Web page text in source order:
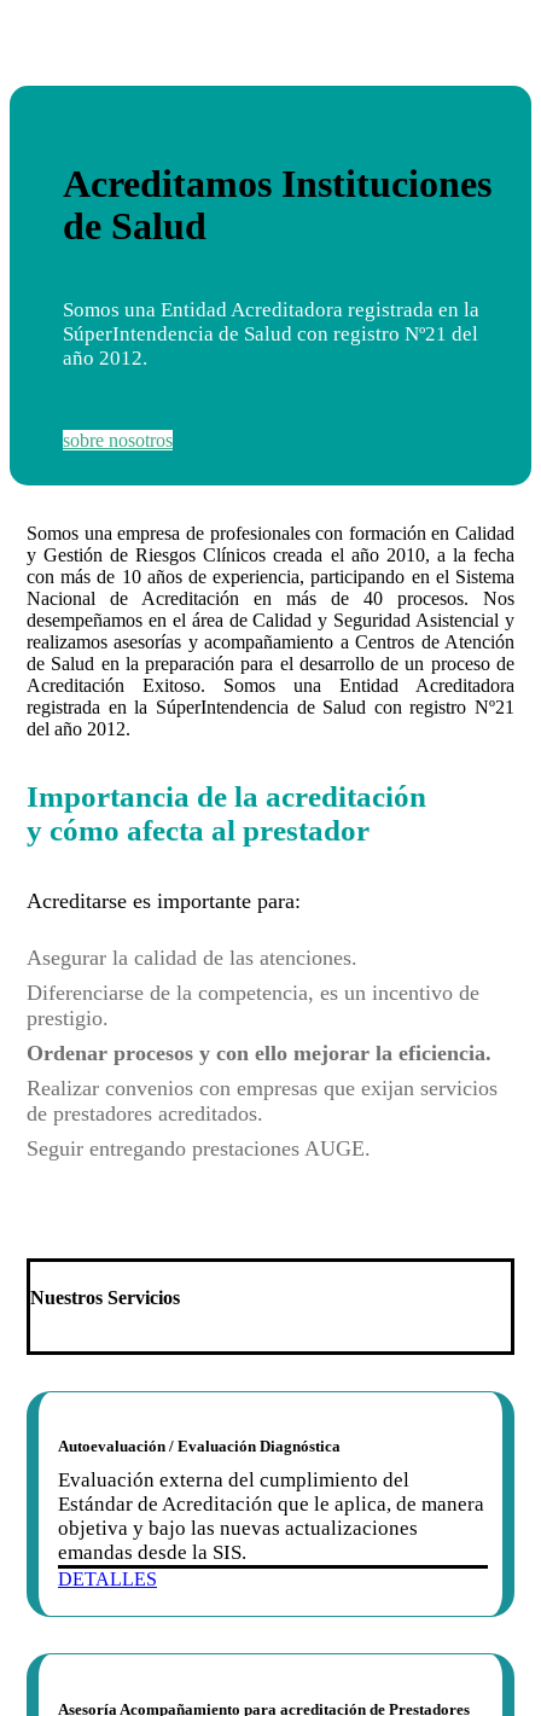
Acreditamos Instituciones
de Salud
Somos una Entidad Acreditadora registrada en la
SúperIntendencia de Salud con registro Nº21 del
año 2012.
sobre nosotros
Somos una empresa de profesionales con formación en Calidad
y Gestión de Riesgos Clínicos creada el año 2010, a la fecha
con más de 10 años de experiencia, participando en el Sistema
Nacional de Acreditación en más de 40 procesos. Nos
desempeñamos en el área de Calidad y Seguridad Asistencial y
realizamos asesorías y acompañamiento a Centros de Atención
de Salud en la preparación para el desarrollo de un proceso de
Acreditación Exitoso. Somos una Entidad Acreditadora
registrada en la SúperIntendencia de Salud con registro Nº21
del año 2012.
Importancia de la acreditación
y cómo afecta al prestador
Acreditarse es importante para:
Asegurar la calidad de las atenciones.
Diferenciarse de la competencia, es un incentivo de
prestigio.
Ordenar procesos y con ello mejorar la eficiencia.
Realizar convenios con empresas que exijan servicios
de prestadores acreditados.
Seguir entregando prestaciones AUGE.
Nuestros Servicios
Autoevaluación / Evaluación Diagnóstica
Evaluación externa del cumplimiento del
Estándar de Acreditación que le aplica, de manera
objetiva y bajo las nuevas actualizaciones
emandas desde la SIS.
DETALLES
Asesoría Acompañamiento para acreditación de Prestadores